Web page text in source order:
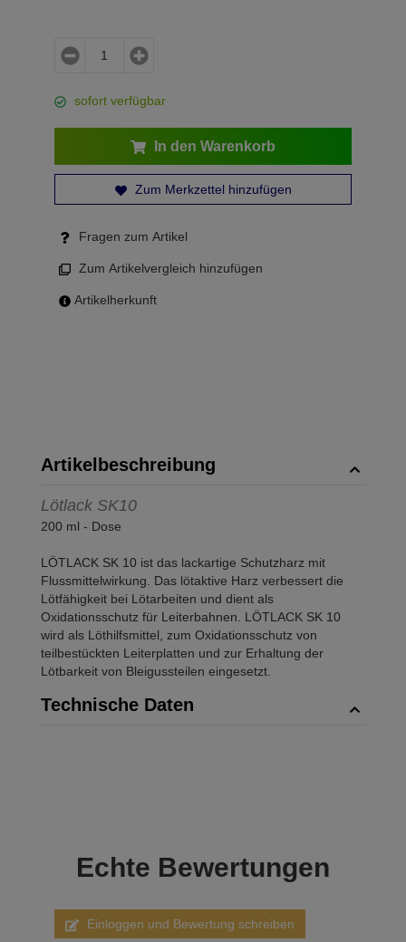
sofort verfügbar
In den Warenkorb
Zum Merkzettel hinzufügen
Fragen zum Artikel
Zum Artikelvergleich hinzufügen
Artikelherkunft
Artikelbeschreibung
Lötlack SK10
200 ml - Dose
LÖTLACK SK 10 ist das lackartige Schutzharz mit
Flussmittelwirkung. Das lötaktive Harz verbessert die
Lötfähigkeit bei Lötarbeiten und dient als
Oxidationsschutz für Leiterbahnen. LÖTLACK SK 10
wird als Löthilfsmittel, zum Oxidationsschutz von
teilbestückten Leiterplatten und zur Erhaltung der
Lötbarkeit von Bleigussteilen eingesetzt.
Technische Daten
Echte Bewertungen
Einloggen und Bewertung schreiben